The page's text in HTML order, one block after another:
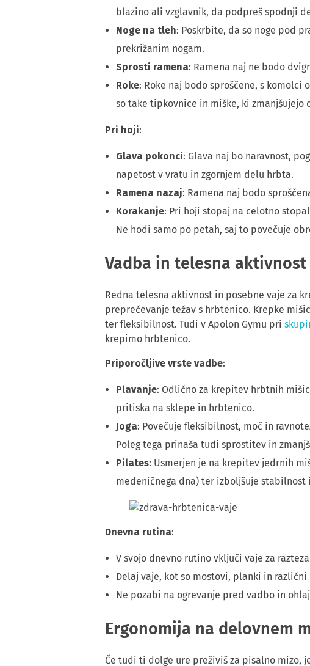
blazino ali vzglavnik, da podpreš spodnji
Noge na tleh: Poskrbite, da so noge pod
prekrižanim nogam.
Sprosti ramena: Ramena naj ne bodo
Roke: Roke naj bodo sproščene, s
so take tipkovnice in miške, ki zmanjšujejo
Pri hoji:
Glava pokonci: Glava naj bo naravnost,
napetost v vratu in zgornjem delu hrbta.
Ramena nazaj: Ramena naj bodo
Korakanje: Pri hoji stopaj na celotno
Ne hodi samo po petah, saj to povečuje
Vadba in telesna aktivnost
Redna telesna aktivnost in posebne vaje za
preprečevanje težav s hrbtenico. Krepke
ter fleksibilnost. Tudi v Apolon Gymu pri
krepimo hrbtenico.
Priporočljive vrste vadbe:
Plavanje: Odlično za krepitev hrbtnih
pritiska na sklepe in hrbtenico.
Joga: Povečuje fleksibilnost, moč in
Poleg tega prinaša tudi sprostitev in
Pilates: Usmerjen je na krepitev jedrnih
medeničnega dna) ter izboljšuje
Dnevna rutina:
V svojo dnevno rutino vključi vaje za
Delaj vaje, kot so mostovi, planki in
Ne pozabi na ogrevanje pred vadbo in
Ergonomija na delovnem
Če tudi ti dolge ure preživiš za pisalno mizo,